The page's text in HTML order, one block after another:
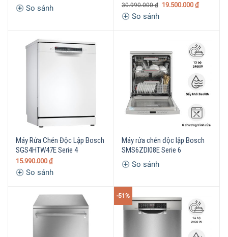
So sánh
30.990.000₫ 19.500.000 ₫
So sánh
Máy Rửa Chén Độc Lập Bosch
SGS4HTW47E Serie 4
15.990.000 ₫
So sánh
Máy rửa chén độc lập Bosch
SMS6ZDI08E Serie 6
So sánh
-51%